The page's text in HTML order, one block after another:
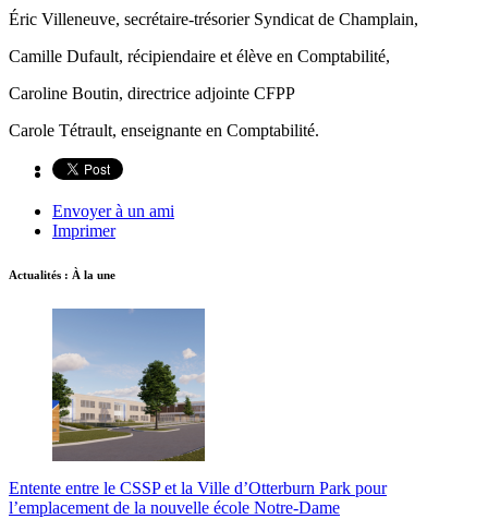
Éric Villeneuve, secrétaire-trésorier Syndicat de Champlain,
Camille Dufault, récipiendaire et élève en Comptabilité,
Caroline Boutin, directrice adjointe CFPP
Carole Tétrault, enseignante en Comptabilité.
Envoyer à un ami
Imprimer
Actualités : À la une
Entente entre le CSSP et la Ville d’Otterburn Park pour
l’emplacement de la nouvelle école Notre-Dame